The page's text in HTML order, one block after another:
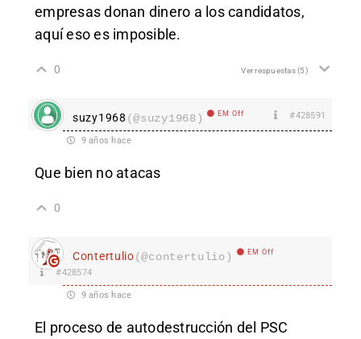
empresas donan dinero a los candidatos,
aquí eso es imposible.
0 Ver respuestas(5)
suzy1968 (@suzy1968) EM Off #428591
9 años hace
Que bien no atacas
0
Contertulio(@contertulio) EM Off
#428574
9 años hace
El proceso de autodestrucción del PSC